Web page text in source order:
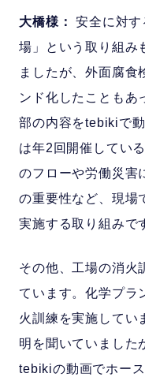
大橋様：
安全に対
場」という取り組み
ましたが、外面腐食
ンド化したこともあ
部の内容をtebikiで
は年2回開催してい
のフローや労働災害
の重要性など、現場
実施する取り組みで
その他、工場の消火
ています。化学プラ
火訓練を実施してい
明を聞いていました
tebikiの動画でホー